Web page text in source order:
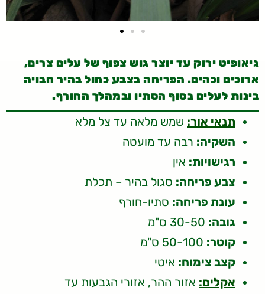
גיאופיט ירוק עד יוצר גוש צפוף של עלים צרים,
ארוכים וכהים. הפריחה בצבע כחול בהיר חבויה
בינות לעלים בסוף הסתיו ובמהלך החורף.
תנאי אור: שמש מלאה עד צל מלא
השקיה: רבה עד מועטה
רגישויות: אין
צבע פריחה: סגול בהיר – תכלת
עונת פריחה: סתיו-חורף
גובה:
קוטר:
קצב צימוח: איטי
אקלים: אזור ההר, אזורי הגבעות עד